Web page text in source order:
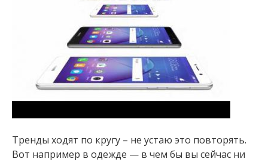
Тренды ходят по кругу – не устаю это повторять.
Вот например в одежде — в чем бы вы сейчас ни